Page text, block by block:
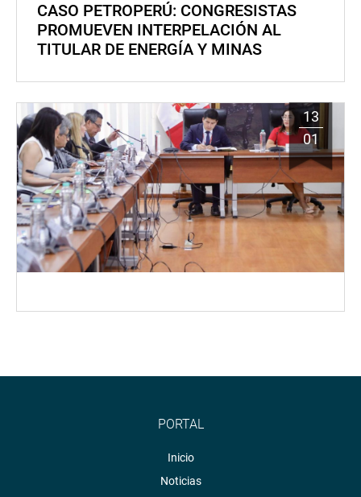
CASO PETROPERÚ: CONGRESISTAS
PROMUEVEN INTERPELACIÓN AL
TITULAR DE ENERGÍA Y MINAS
13
01
PORTAL
Inicio
Noticias